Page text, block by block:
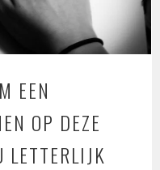
EEN
OP DEZE
LETTERLIJK